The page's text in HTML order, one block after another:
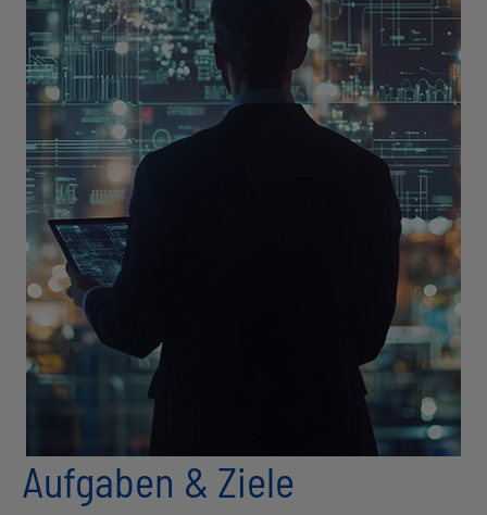
Aufgaben & Ziele